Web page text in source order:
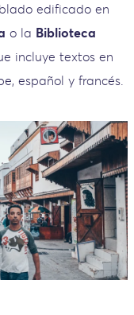
edificado en
o la Biblioteca
incluye textos en
español y francés.